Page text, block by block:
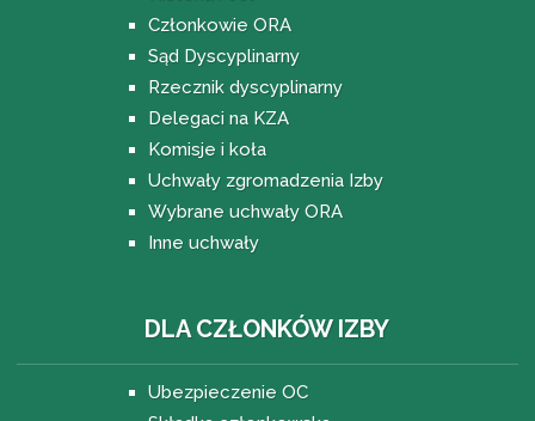
Członkowie ORA
Sąd Dyscyplinarny
Rzecznik dyscyplinarny
Delegaci na KZA
Komisje i koła
Uchwały zgromadzenia Izby
Wybrane uchwały ORA
Inne uchwały
DLA CZŁONKÓW IZBY
Ubezpieczenie OC